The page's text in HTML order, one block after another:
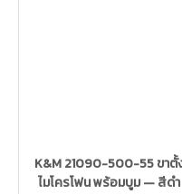
K&M 21090-500-55 ขาตั้
ไมโครโฟน พร้อมบูม — สีดำ